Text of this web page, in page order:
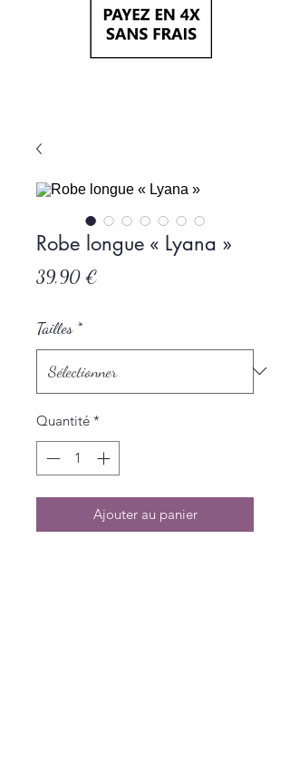
Robe longue « Lyana »
39,90 €
Tailles *
Quantité *
Ajouter au panier